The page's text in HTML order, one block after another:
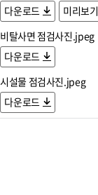
다운로드
미리보기
비탈사면 점검사진.jpeg
다운로드
시설물 점검사진.jpeg
다운로드